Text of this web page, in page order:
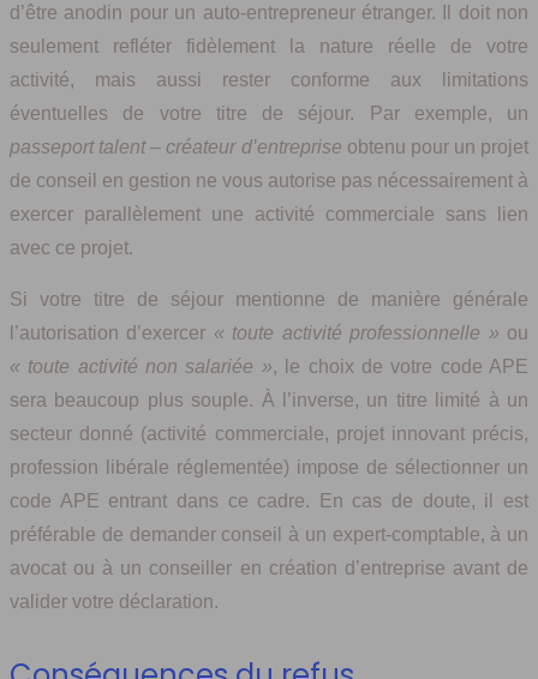
d’être anodin pour un auto-entrepreneur étranger. Il doit non
seulement refléter fidèlement la nature réelle de votre
activité, mais aussi rester conforme aux limitations
éventuelles de votre titre de séjour. Par exemple, un
passeport talent – créateur d’entreprise obtenu pour un projet
de conseil en gestion ne vous autorise pas nécessairement à
exercer parallèlement une activité commerciale sans lien
avec ce projet.
Si votre titre de séjour mentionne de manière générale
l’autorisation d’exercer « toute activité professionnelle » ou
« toute activité non salariée », le choix de votre code APE
sera beaucoup plus souple. À l’inverse, un titre limité à un
secteur donné (activité commerciale, projet innovant précis,
profession libérale réglementée) impose de sélectionner un
code APE entrant dans ce cadre. En cas de doute, il est
préférable de demander conseil à un expert-comptable, à un
avocat ou à un conseiller en création d’entreprise avant de
valider votre déclaration.